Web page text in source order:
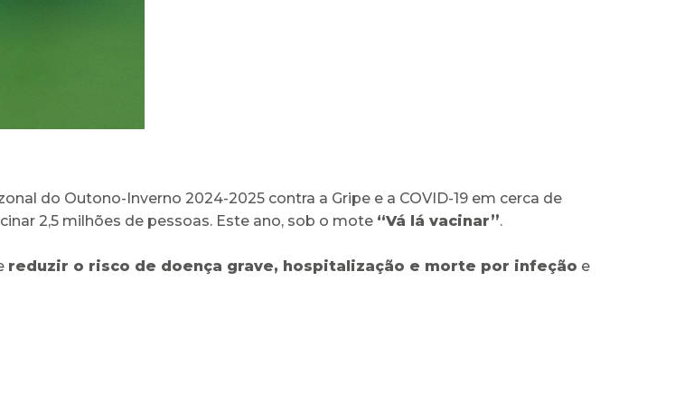
do Outono-Inverno 2024-2025 contra a Gripe e a COVID-19 em cerca de
2,5 milhões de pessoas. Este ano, sob o mote “Vá lá vacinar”.
reduzir o risco de doença grave, hospitalização e morte por infeção e